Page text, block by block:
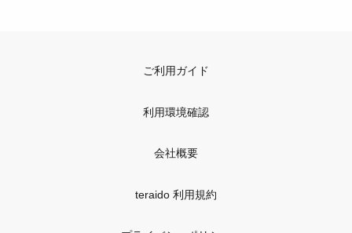
ご利用ガイド
利用環境確認
会社概要
teraido 利用規約